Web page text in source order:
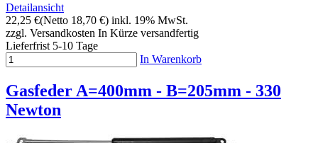
Detailansicht
22,25 €(Netto 18,70 €) inkl. 19% MwSt.
zzgl. Versandkosten In Kürze versandfertig
Lieferfrist 5-10 Tage
In Warenkorb
Gasfeder A=400mm - B=205mm - 330
Newton